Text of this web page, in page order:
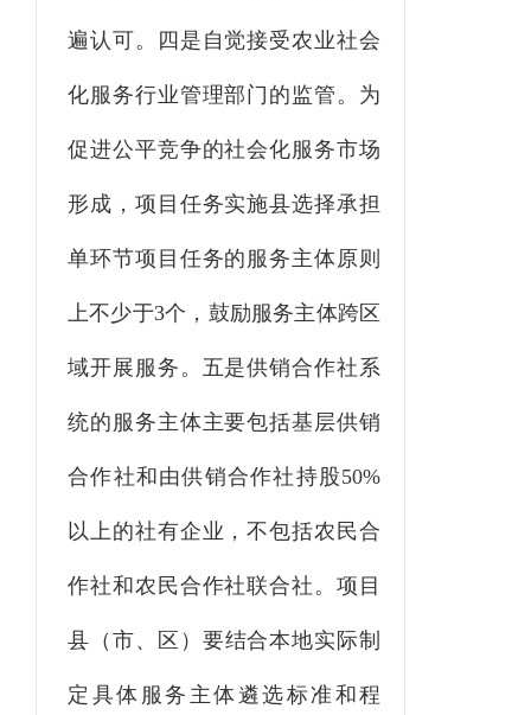
遍认可。四是自觉接受农业社会
化服务行业管理部门的监管。为
促进公平竞争的社会化服务市场
形成，项目任务实施县选择承担
单环节项目任务的服务主体原则
上不少于3个，鼓励服务主体跨区
域开展服务。五是供销合作社系
统的服务主体主要包括基层供销
合作社和由供销合作社持股50%
以上的社有企业，不包括农民合
作社和农民合作社联合社。项目
县 （市、区） 要结合本地实际制
定具体服务主体遴选标准和程